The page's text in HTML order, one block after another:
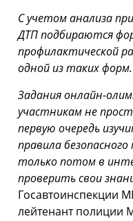
С учетом анализа
ДТП подбираются
профилактической
одной из таких форм.
Задания онлайн-
участникам не
первую очередь
правила
только потом в
проверить свои
Госавтоинспекции
лейтенант полиции